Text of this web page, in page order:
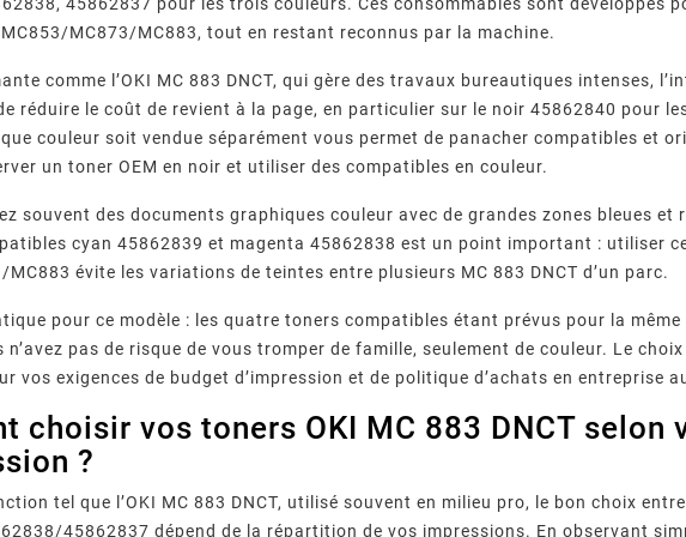
MC853/MC873/MC883, tout en restant reconnus par la machine.
comme l’OKI MC 883 DNCT, qui gère des travaux bureautiques intenses,
réduire le coût de revient à la page, en particulier sur le noir 45862840 pour
couleur soit vendue séparément vous permet de panacher compatibles et
un toner OEM en noir et utiliser des compatibles en couleur.
souvent des documents graphiques couleur avec de grandes zones bleues et
cyan 45862839 et magenta 45862838 est un point important : utiliser
MC883 évite les variations de teintes entre plusieurs MC 883 DNCT d’un parc.
pour ce modèle : les quatre toners compatibles étant prévus pour la
n’avez pas de risque de vous tromper de famille, seulement de couleur. Le
vos exigences de budget d’impression et de politique d’achats en entreprise
choisir vos toners OKI MC 883 DNCT selon
?
tel que l’OKI MC 883 DNCT, utilisé souvent en milieu pro, le bon choix
45862837 dépend de la répartition de vos impressions. En observant